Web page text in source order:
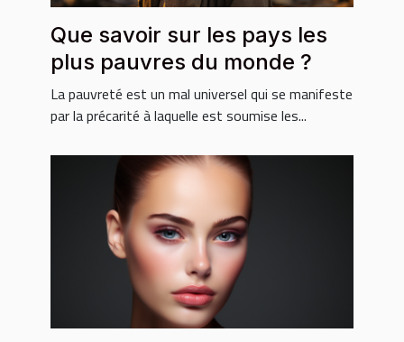
Que savoir sur les pays les
plus pauvres du monde ?
La pauvreté est un mal universel qui se manifeste
par la précarité à laquelle est soumise les...